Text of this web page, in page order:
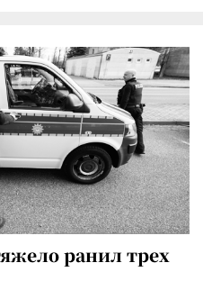
ранил трех